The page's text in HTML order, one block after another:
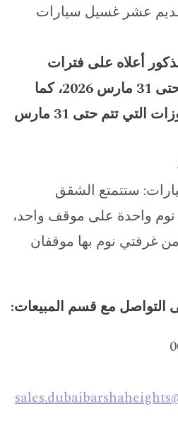
عشر غسيل سيارات
أعلاه على فترات
الإقامة من الآن وحتى 31 مارس 2026، كما
يسري على الحجوزات التي تتم حتى 31 مارس
ستتمتع الشقق
واحدة على موقف واحد،
غرفتي نوم بها موقفان
التواصل مع قسم المبيعات: